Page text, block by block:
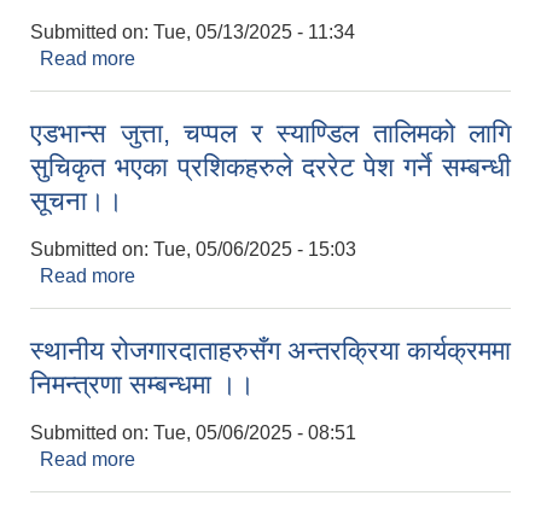
Submitted on: Tue, 05/13/2025 - 11:34
Read more
एडभान्स जुत्ता, चप्पल र स्याण्डिल तालिमको लागि
सुचिकृत भएका प्रशिकहरुले दररेट पेश गर्ने सम्बन्धी
सूचना।।
Submitted on: Tue, 05/06/2025 - 15:03
Read more
स्थानीय रोजगारदाताहरुसँग अन्तरक्रिया कार्यक्रममा
निमन्त्रणा सम्बन्धमा ।।
Submitted on: Tue, 05/06/2025 - 08:51
Read more